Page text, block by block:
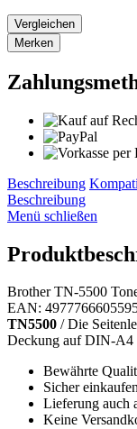
Vergleichen
Merken
Beschreibung
Beschreibung
Menü schließen
Brother TN-5500
EAN:
TN5500 / Die
Deckung auf DIN-A4
Bewährte
Sicher
Lieferung auch
Keine